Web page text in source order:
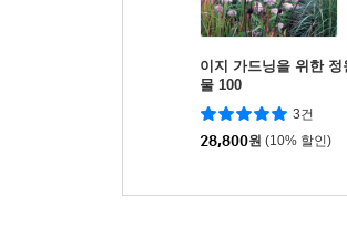
이지 가드닝을 위한 정
물 100
3건
28,800원 (10% 할인)